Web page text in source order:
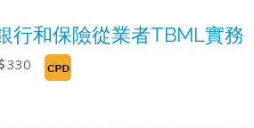
行和保險從業者TBML實務
330